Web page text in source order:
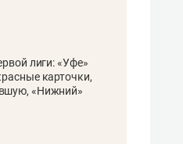
лиги: «Уфе»
карточки,
«Нижний»